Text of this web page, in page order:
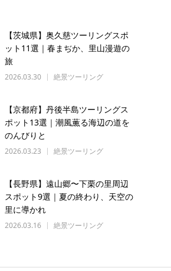
【茨城県】奥久慈ツーリングスポ
ット11選｜春まぢか、里山漫遊の
旅
2026.03.30 絶景ツーリング
【京都府】丹後半島ツーリングス
ポット13選｜潮風薫る海辺の道を
のんびりと
2026.03.23 絶景ツーリング
【長野県】遠山郷〜下栗の里周辺
スポット9選｜夏の終わり、天空の
里に導かれ
2026.03.16 絶景ツーリング